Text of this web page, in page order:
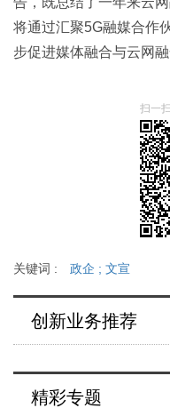
将通过汇聚5G融媒合作
步促进媒体融合与云网融
扫一
关键词 : 政企 ; 文宣
创新业务推荐
精彩专题